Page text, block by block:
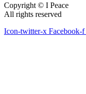
Copyright © I Peace
All rights reserved
Icon-twitter-x Facebook-f